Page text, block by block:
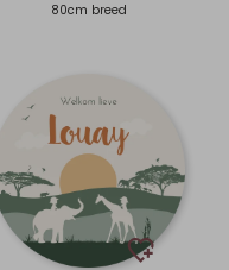
80cm breed